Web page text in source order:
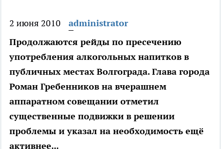
2 июня 2010
administrator
Продолжаются рейды по пресечению
употребления алкогольных напитков в
публичных местах Волгограда. Глава города
Роман Гребенников на вчерашнем
аппаратном совещании отметил
существенные подвижки в решении
проблемы и указал на необходимость ещё
активнее...